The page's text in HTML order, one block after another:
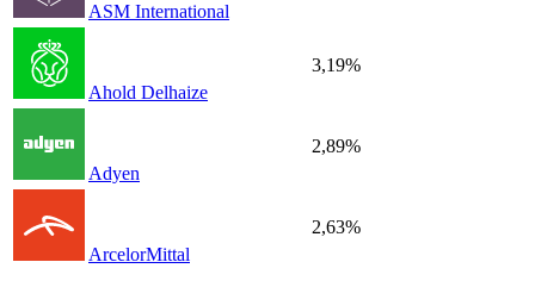
ASM International
Ahold Delhaize
3,19%
Adyen
2,89%
ArcelorMittal
2,63%